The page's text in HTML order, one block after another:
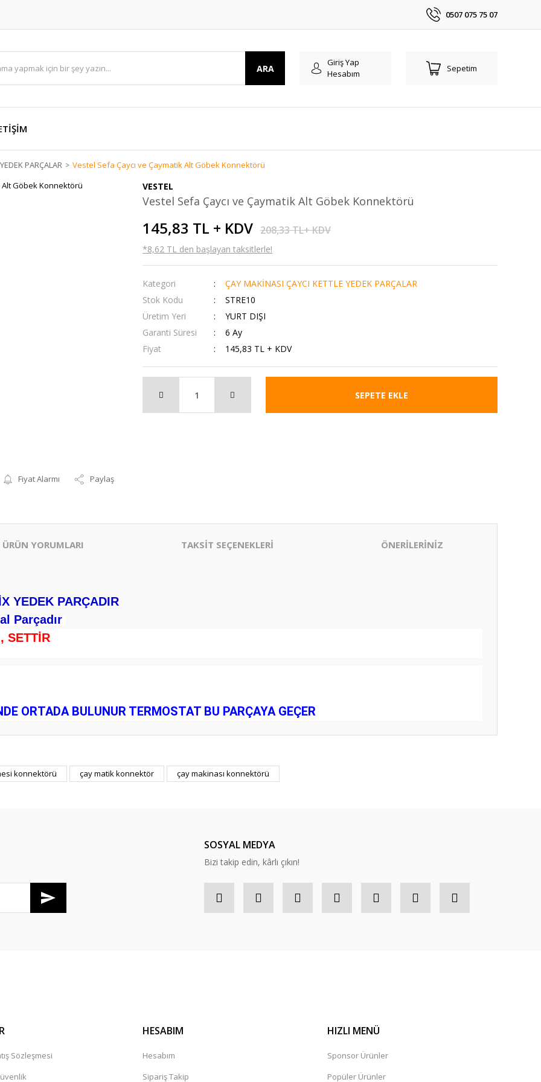
0507 075 75 07
ARA
Giriş Yap
Hesabım
Sepetim
PARÇALAR Vestel Sefa Çaycı ve Çaymatik Alt Göbek Konnektörü
Fiyat Alarmı Paylaş
VESTEL
Vestel Sefa Çaycı ve Çaymatik Alt Göbek Konnektörü
145,83 TL + KDV 208,33 TL+ KDV
*8,62 TL den başlayan taksitlerle!
Kategori
ÇAY MAKİNASI ÇAYCI KETTLE YEDEK PARÇALAR
Stok Kodu
STRE10
Üretim Yeri
YURT DIŞI
Garanti Süresi
6 Ay
Fiyat
145,83 TL + KDV
SEPETE EKLE
ÜRÜN YORUMLARI TAKSİT SEÇENEKLERİ ÖNERİLERİNİZ
YEDEK PARÇADIR
Parçadır
SETTİR
ORTADA BULUNUR TERMOSTAT BU PARÇAYA GEÇER
Bu ürüne ilk yorumu siz yapın!
konnektörü çay matik konnektör çay makinası konnektörü
SOSYAL MEDYA
Bizi takip edin, kârlı çıkın!
Sözleşmesi
HESABIM
Hesabım
Sipariş Takip
HIZLI MENÜ
Sponsor Ürünler
Popüler Ürünler